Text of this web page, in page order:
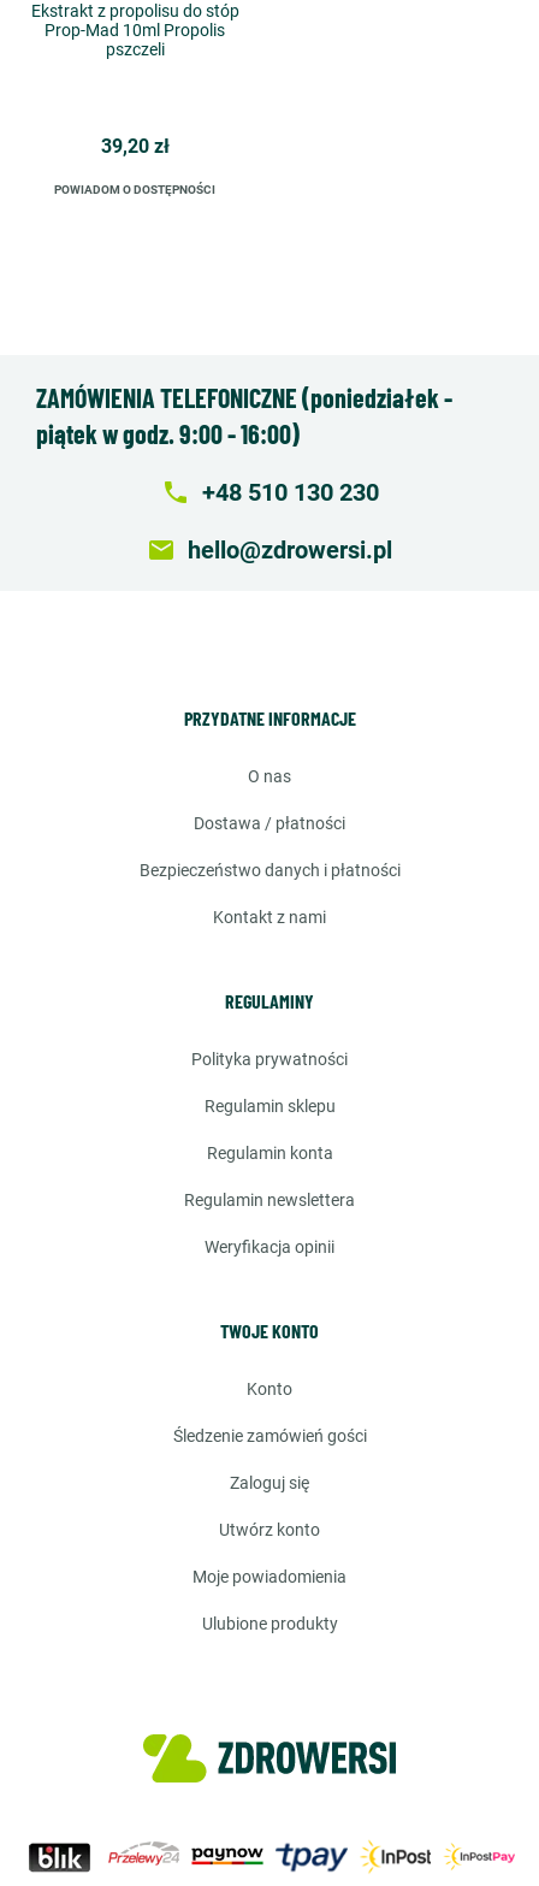
Ekstrakt z propolisu do stóp
Prop-Mad 10ml Propolis
pszczeli
39,20 zł
POWIADOM O DOSTĘPNOŚCI
ZAMÓWIENIA TELEFONICZNE (poniedziałek -
piątek w godz. 9:00 - 16:00)
local_phone +48 510 130 230
email hello@zdrowersi.pl
PRZYDATNE INFORMACJE
o nas
dostawa / płatności
bezpieczeństwo danych i płatności
kontakt z nami
REGULAMINY
polityka prywatności
regulamin sklepu
regulamin konta
regulamin newslettera
weryfikacja opinii
TWOJE KONTO
konto
śledzenie zamówień gości
zaloguj się
utwórz konto
moje powiadomienia
ulubione produkty